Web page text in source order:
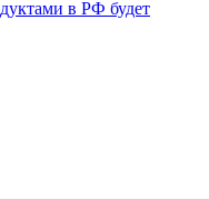
в РФ будет